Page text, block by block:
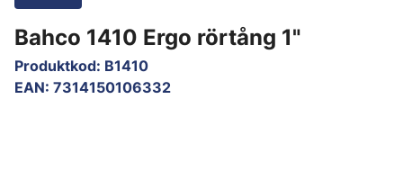
Bahco 1410 Ergo rörtång 1"
Produktkod: B1410
EAN: 7314150106332